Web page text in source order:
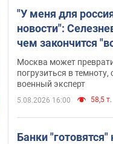
"У меня для
новости":
чем закончится
Москва может
погрузиться в темноту,
военный эксперт
5.08.2026 16:00 58,5 т.
Банки "готовятся"